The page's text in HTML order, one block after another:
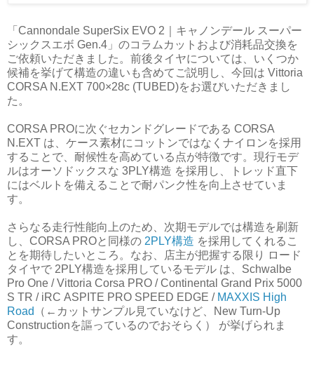
「Cannondale SuperSix EVO 2｜キャノンデール スーパー
シックスエボ Gen.4」のコラムカットおよび消耗品交換を
ご依頼いただきました。前後タイヤについては、いくつか
候補を挙げて構造の違いも含めてご説明し、今回は Vittoria
CORSA N.EXT 700×28c (TUBED)をお選びいただきまし
た。
CORSA PROに次ぐセカンドグレードである CORSA
N.EXT は、ケース素材にコットンではなくナイロンを採用
することで、耐候性を高めている点が特徴です。現行モデ
ルはオーソドックスな 3PLY構造 を採用し、トレッド直下
にはベルトを備えることで耐パンク性を向上させていま
す。
さらなる走行性能向上のため、次期モデルでは構造を刷新
し、CORSA PROと同様の 2PLY構造 を採用してくれるこ
とを期待したいところ。なお、店主が把握する限り ロード
タイヤで 2PLY構造を採用しているモデル は、Schwalbe
Pro One / Vittoria Corsa PRO / Continental Grand Prix 5000
S TR / iRC ASPITE PRO SPEED EDGE / MAXXIS High
Road
（←カットサンプル見ていなけど、New Turn-Up
Constructionを謳っているのでおそらく） が挙げられま
す。